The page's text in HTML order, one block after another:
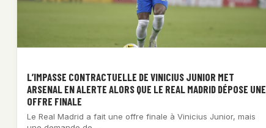
L’IMPASSE CONTRACTUELLE DE VINICIUS JUNIOR MET
ARSENAL EN ALERTE ALORS QUE LE REAL MADRID DÉPOSE UNE
OFFRE FINALE
Le Real Madrid a fait une offre finale à Vinicius Junior, mais